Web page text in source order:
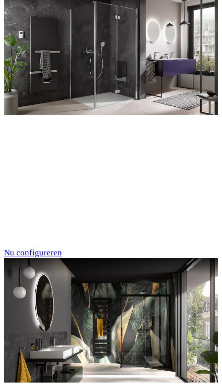
Nu configureren